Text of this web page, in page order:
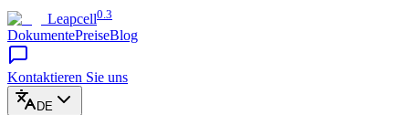
Leapcell0.3
DokumentePreiseBlog
Kontaktieren Sie uns
DE